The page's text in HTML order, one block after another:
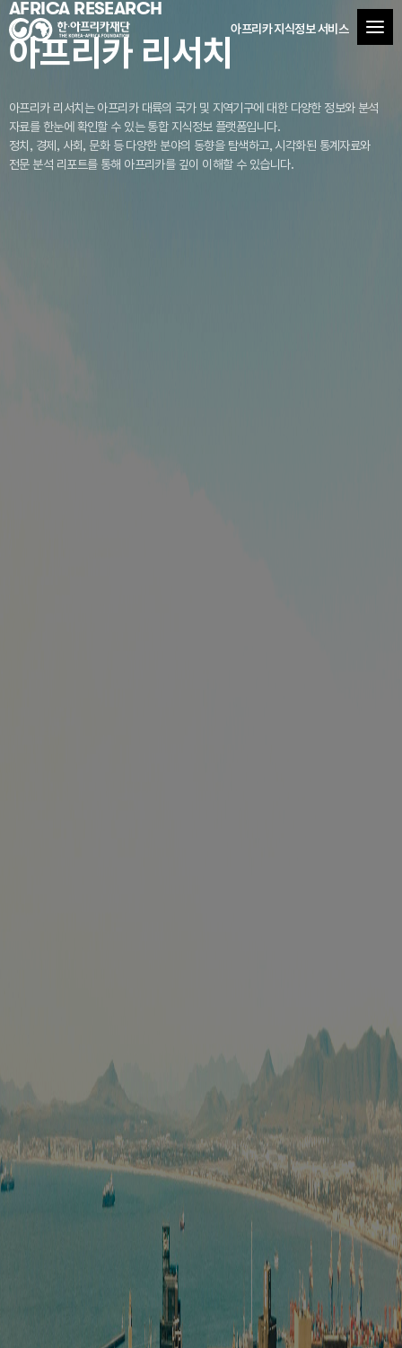
아프리카 지식정보 서비스
AFRICA RESEARCH
아프리카 리서치
아프리카 리서치는 아프리카 대륙의 국가 및 지역기구에 대한 다양한 정보와 분석
자료를 한눈에 확인할 수 있는 통합 지식정보 플랫폼입니다.
정치, 경제, 사회, 문화 등 다양한 분야의 동향을 탐색하고, 시각화된 통계자료와
전문 분석 리포트를 통해 아프리카를 깊이 이해할 수 있습니다.